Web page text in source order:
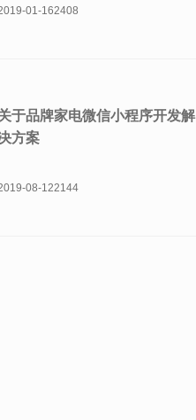
01-162408
于品牌家电微信小程序开发解
方案
08-122144